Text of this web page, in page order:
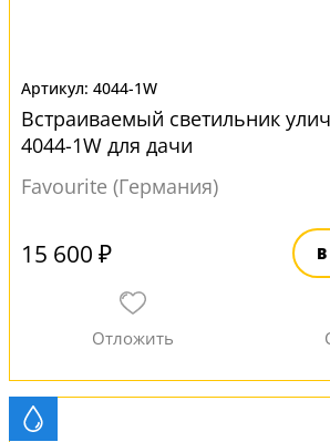
4044-1W
Встраиваемый светильник
4044-1W для дачи
Favourite (Германия)
15 600 ₽